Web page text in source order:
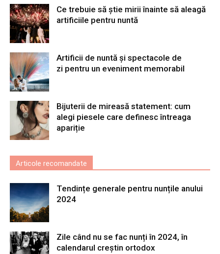
Ce trebuie să știe mirii înainte să aleagă
artificiile pentru nuntă
Artificii de nuntă și spectacole de
zi pentru un eveniment memorabil
Bijuterii de mireasă statement: cum
alegi piesele care definesc întreaga
apariție
Articole recomandate
Tendințe generale pentru nunțile anului
2024
Zile când nu se fac nunți în 2024, în
calendarul creștin ortodox